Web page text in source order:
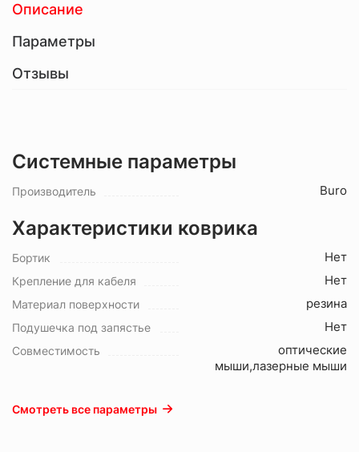
Описание
Параметры
Отзывы
Системные параметры
Производитель Buro
Характеристики коврика
Бортик Нет
Крепление для кабеля Нет
Материал поверхности резина
Подушечка под запястье Нет
Совместимость
оптические
мыши,лазерные мыши
Смотреть все параметры